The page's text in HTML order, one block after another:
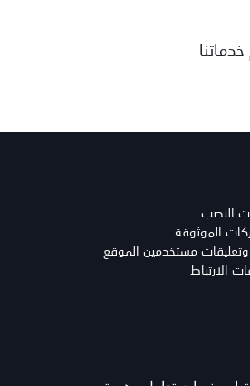
النصب
الموثوقة
مستخدمين الموقع
الارتباط